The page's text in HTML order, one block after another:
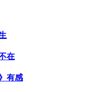
在
有感